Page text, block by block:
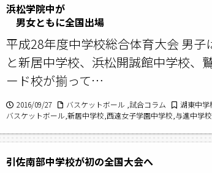
浜松学院中が
男女ともに全国出場
平成28年度中学校総合体育大会 男子
と新居中学校、浜松開誠館中学校、
ード校が揃って…
2016/09/27 バスケットボール ,試合コラム
湖東中学
バスケットボール,新居中学校,西遠女子学園中学校,与進中学
引佐南部中学校が初の全国大会へ